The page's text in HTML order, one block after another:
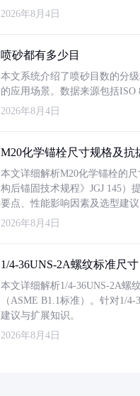
2026年8月4日
喷砂都有多少目
本文系统介绍了喷砂目数的分
的应用场景。数据来源包括ISO
2026年8月4日
M20化学锚栓尺寸规格及抗
本文详细解析M20化学锚栓的
构后锚固技术规程》JGJ 145）
要点、性能影响因素及选型建
2026年8月4日
1/4-36UNS-2A螺纹标准尺寸
本文详细解析1/4-36UNS-2A螺
（ASME B1.1标准）。针对1/
建议与扩展知识。
2026年8月4日